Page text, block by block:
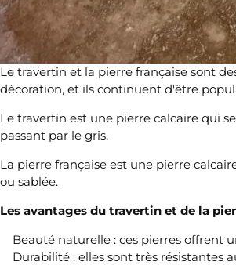
Le travertin et la pierre française sont
décoration, et ils continuent d'être
Le travertin est une pierre calcaire qui
passant par le gris.
La pierre française est une pierre
ou sablée.
Les avantages du travertin et de la
Beauté naturelle : ces pierres offrent
Durabilité : elles sont très résistantes